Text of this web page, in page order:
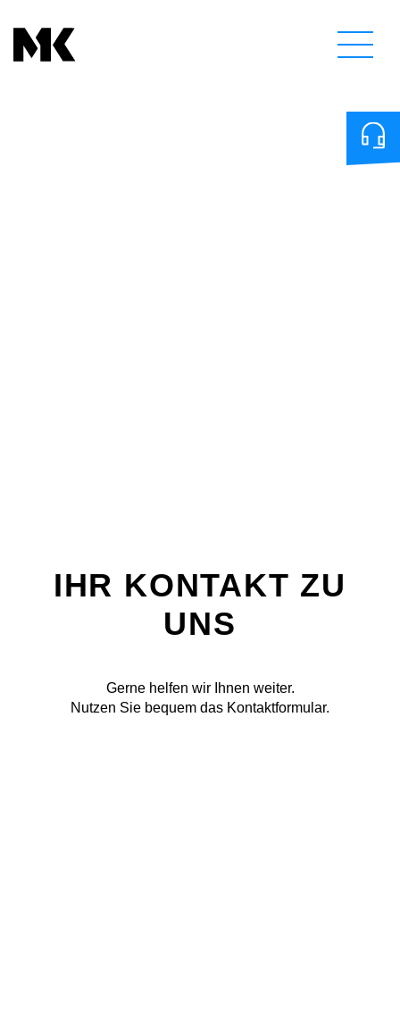
IHR KONTAKT ZU
UNS
Gerne helfen wir Ihnen weiter.
Nutzen Sie bequem das Kontaktformular.